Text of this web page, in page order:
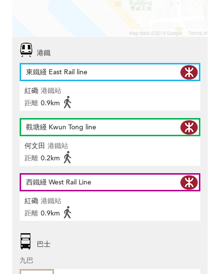
港鐵
東鐵綫 East Rail line
紅磡 港鐵站
距離 0.9km
觀塘綫 Kwun Tong line
何文田 港鐵站
距離 0.2km
西鐵綫 West Rail Line
紅磡 港鐵站
距離 0.9km
巴士
九巴